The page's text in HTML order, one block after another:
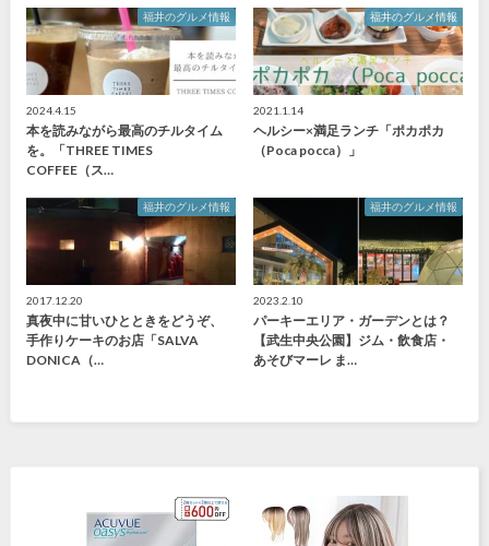
福井のグルメ情報
2024.4.15
本を読みながら最高のチルタイム
を。「THREE TIMES
COFFEE（ス…
福井のグルメ情報
2021.1.14
ヘルシー×満足ランチ「ポカポカ
（Poca pocca）」
福井のグルメ情報
2017.12.20
真夜中に甘いひとときをどうぞ、
手作りケーキのお店「SALVA
DONICA（…
福井のグルメ情報
2023.2.10
パーキーエリア・ガーデンとは？
【武生中央公園】ジム・飲食店・
あそびマーレ ま…